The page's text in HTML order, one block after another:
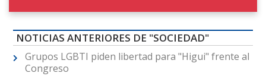
NOTICIAS ANTERIORES DE "SOCIEDAD"
Grupos LGBTI piden libertad para "Higui" frente al
Congreso